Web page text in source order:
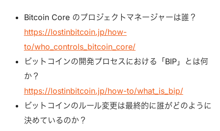
Bitcoin Core のプロジェクトマネージャーは誰？
https://lostinbitcoin.jp/how-
to/who_controls_bitcoin_core/
ビットコインの開発プロセスにおける「BIP」とは何
か？
https://lostinbitcoin.jp/how-to/what_is_bip/
ビットコインのルール変更は最終的に誰がどのように
決めているのか？